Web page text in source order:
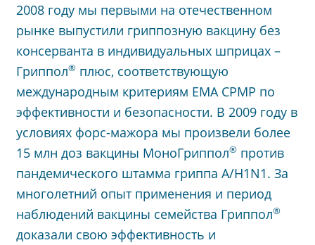
2008 году мы первыми на отечественном
рынке выпустили гриппозную вакцину без
консерванта в индивидуальных шприцах –
Гриппол®плюс, соответствующую
международным критериям EMA CPMP по
эффективности и безопасности. В 2009 году в
условиях форс-мажора мы произвели более
15 млн доз вакцины МоноГриппол®против
пандемического штамма гриппа A/H1N1. За
многолетний опыт применения и период
наблюдений вакцины семейства Гриппол®
доказали свою эффективность и